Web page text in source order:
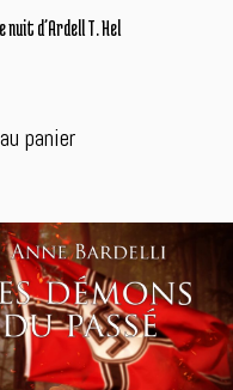
nuit d’Ardell T. Hel
panier